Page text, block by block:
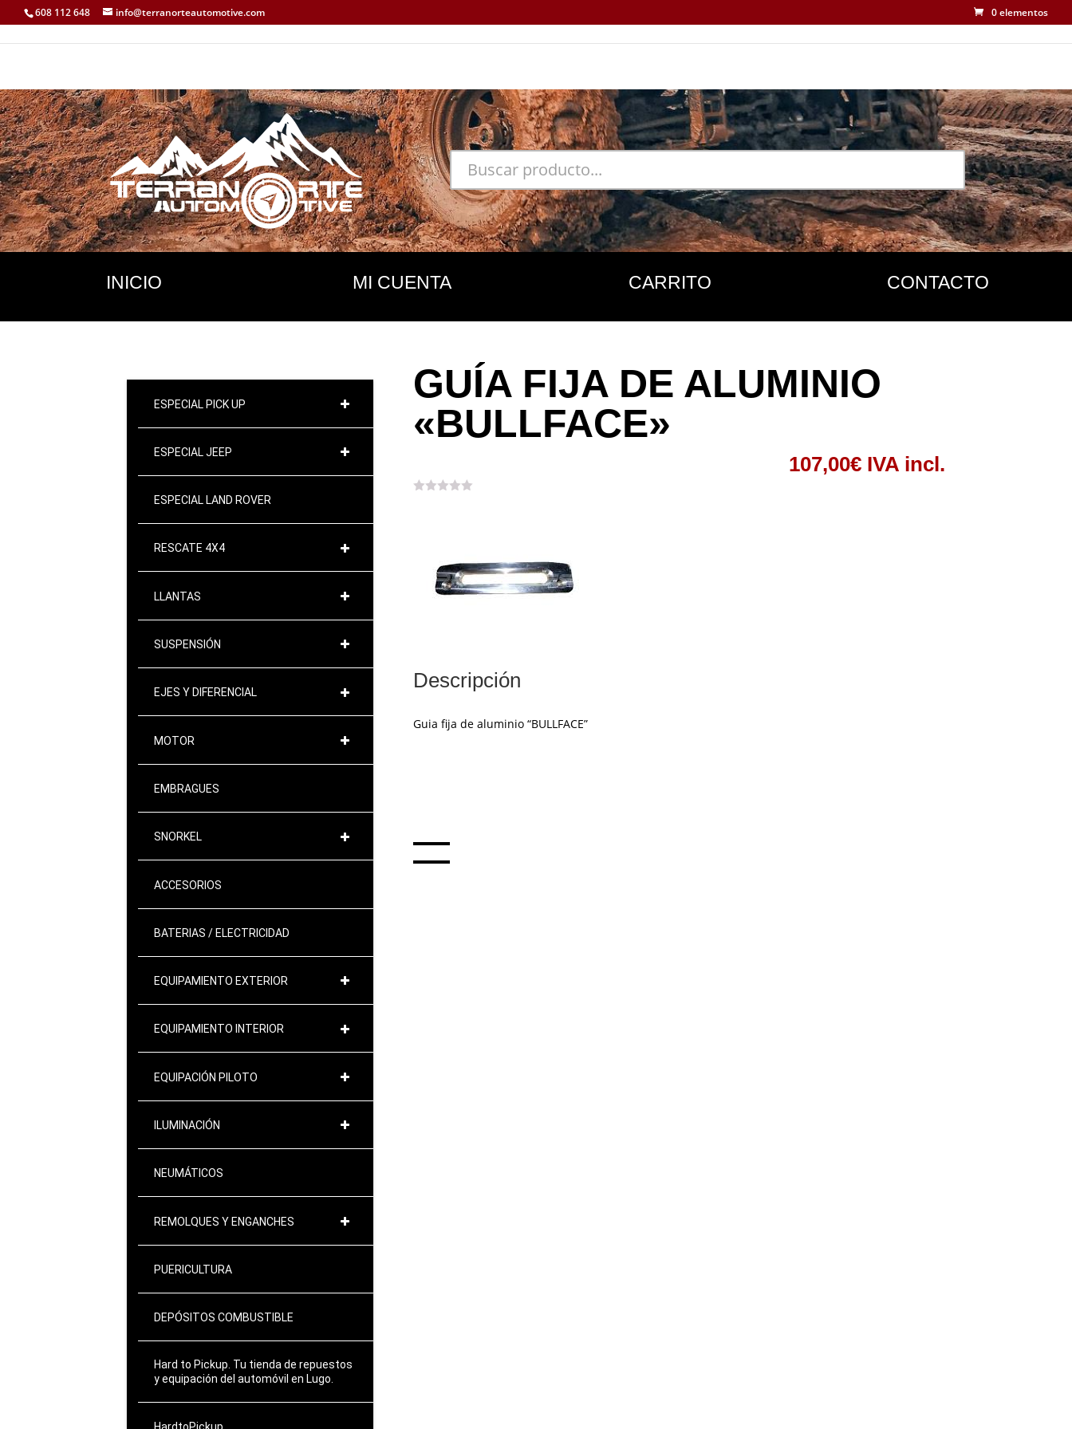
608 112 648 info@terranorteautomotive.com 0 elementos
INICIO MI CUENTA CARRITO CONTACTO
ESPECIAL PICK UP
ESPECIAL JEEP
ESPECIAL LAND ROVER
RESCATE 4X4
LLANTAS
SUSPENSIÓN
EJES Y DIFERENCIAL
MOTOR
EMBRAGUES
SNORKEL
ACCESORIOS
BATERIAS / ELECTRICIDAD
EQUIPAMIENTO EXTERIOR
EQUIPAMIENTO INTERIOR
EQUIPACIÓN PILOTO
ILUMINACIÓN
NEUMÁTICOS
REMOLQUES Y ENGANCHES
PUERICULTURA
DEPÓSITOS COMBUSTIBLE
Hard to Pickup. Tu tienda de repuestos
y equipación del automóvil en Lugo.
GUÍA FIJA DE ALUMINIO
«BULLFACE»
107,00€ IVA incl.
Descripción
Guia fija de aluminio “BULLFACE”